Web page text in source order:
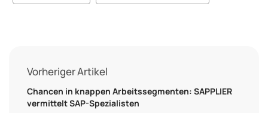
Vorheriger Artikel
Chancen in knappen Arbeitssegmenten: SAPPLIER
vermittelt SAP-Spezialisten